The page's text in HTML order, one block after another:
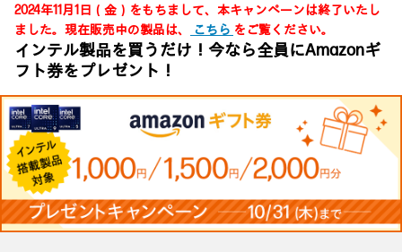
2024年11月1日（金）をもちまして、本キャンペーンは終了いたし
ました。現在販売中の製品は、
こちら をご覧ください。
インテル製品を買うだけ！今なら全員にAmazonギ
フト券をプレゼント！